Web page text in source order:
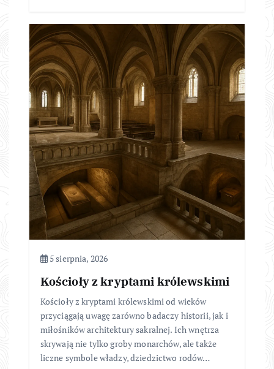
5 sierpnia, 2026
Kościoły z kryptami królewskimi
Kościoły z kryptami królewskimi od wieków
przyciągają uwagę zarówno badaczy historii, jak i
miłośników architektury sakralnej. Ich wnętrza
skrywają nie tylko groby monarchów, ale także
liczne symbole władzy, dziedzictwo rodów…